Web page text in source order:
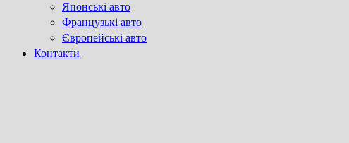
Японські авто
Французькі авто
Європейські авто
Контакти